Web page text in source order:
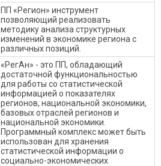
ПП «Регион» инструмент
позволяющий реализовать
методику анализа структурных
изменений в экономике региона с
различных позиций.
«РегАн» - это ПП, обладающий
достаточной функциональностью
для работы со статистической
информацией о показателях
регионов, национальной экономики,
базовых отраслей регионов и
национальной экономики.
Программный комплекс может быть
использован для хранения
статистической информации о
социально-экономических